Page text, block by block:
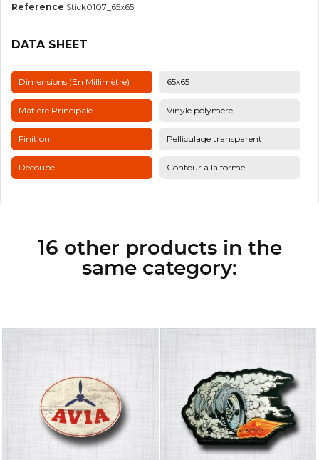
Reference Stick0107_65x65
DATA SHEET
Dimensions (en Millimètre) 65x65
Matière Principale Vinyle polymère
Finition Pelliculage transparent
Découpe Contour à la forme
16 other products in the
same category: